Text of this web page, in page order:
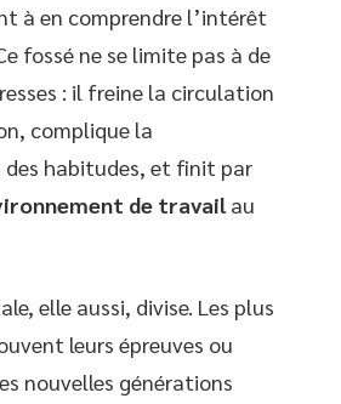
à en comprendre l’intérêt
fossé ne se limite pas à de
: il freine la circulation
complique la
habitudes, et finit par
de travail au
elle aussi, divise. Les plus
leurs épreuves ou
nouvelles générations